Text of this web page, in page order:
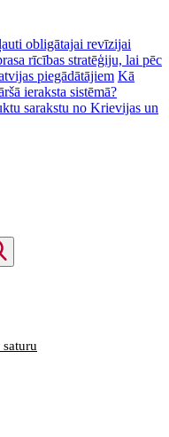
obligātajai revīzijai
rīcības stratēģiju, lai pēc
piegādātājiem Kā
ieraksta sistēmā?
sarakstu no Krievijas un